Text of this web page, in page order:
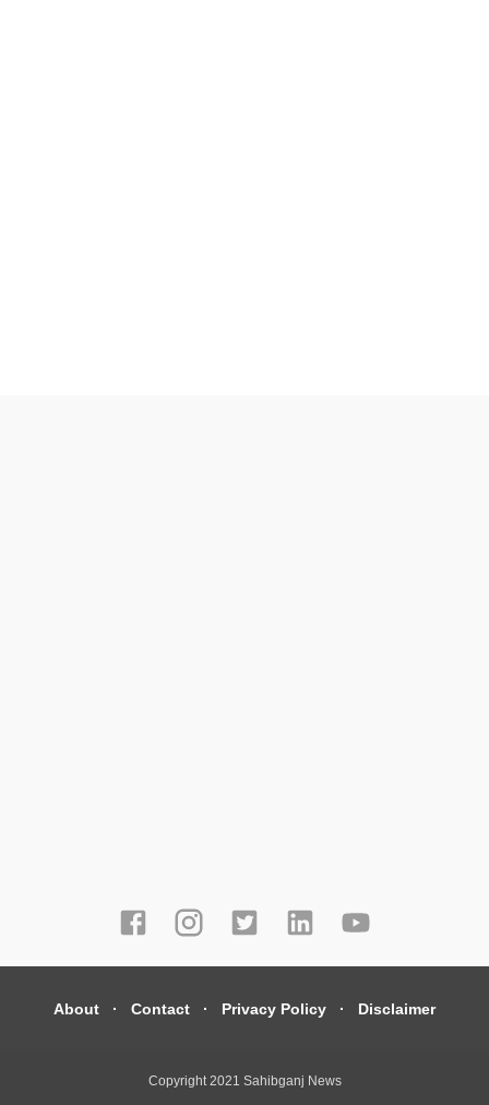
About Contact Privacy Policy Disclaimer
Copyright 2021 Sahibganj News